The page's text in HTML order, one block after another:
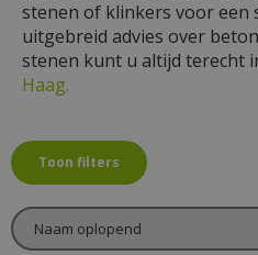
stenen of klinkers voor een
uitgebreid advies over
stenen kunt u altijd terecht
Haag.
Toon filters